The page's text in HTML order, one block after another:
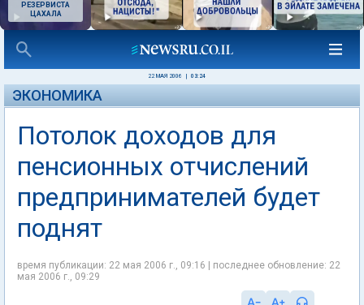
РЕЗЕРВИСТА
ЦАХАЛА
22 МАЯ 2006 03:24
ЭКОНОМИКА
Потолок доходов для
пенсионных отчислений
предпринимателей будет
поднят
время публикации: 22 мая 2006 г., 09:16 | последнее обновление: 22
мая 2006 г., 09:29